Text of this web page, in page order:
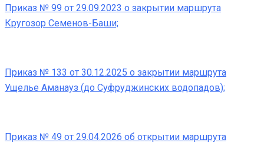
Приказ № 99 от 29.09.2023 о закрытии маршрута
Кругозор Семенов-Баши;
Приказ № 133 от 30.12.2025 о закрытии маршрута
Ущелье Аманауз (до Суфруджинских водопадов);
Приказ № 49 от 29.04.2026 об открытии маршрута